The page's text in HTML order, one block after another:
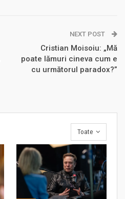
NEXT POST
Cristian Moisoiu: „Mă
poate lămuri cineva cum e
cu următorul paradox?”
Toate